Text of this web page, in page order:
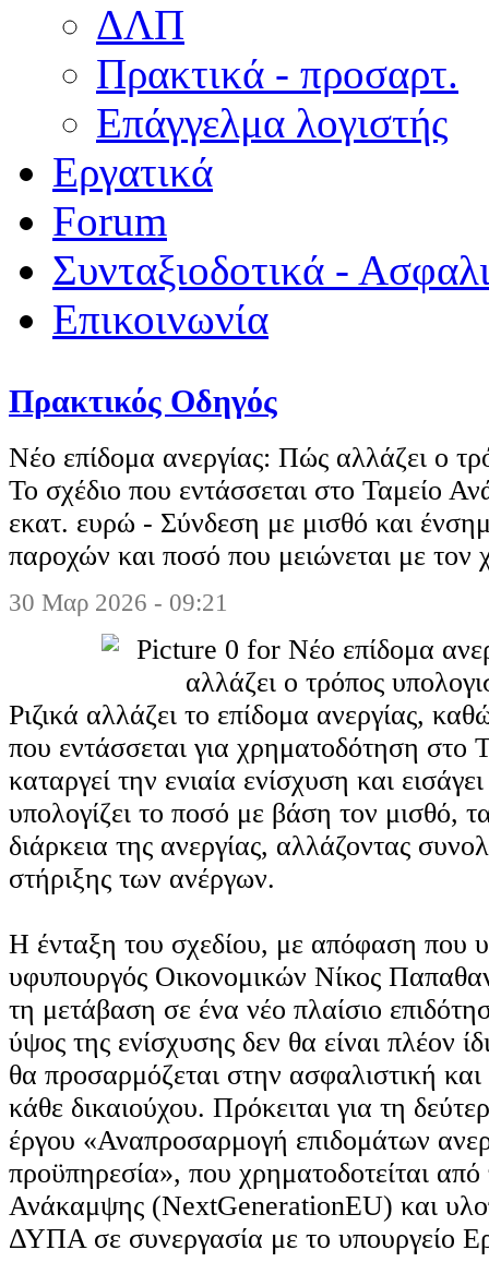
ΔΛΠ
Πρακτικά - προσαρτ.
Επάγγελμα λογιστής
Εργατικά
Forum
Συνταξιοδοτικά -
Επικοινωνία
Πρακτικός Οδηγός
Νέο επίδομα ανεργίας: Πώς αλλάζει ο
Το σχέδιο που εντάσσεται στο Ταμείο
εκατ. ευρώ - Σύνδεση με μισθό και
παροχών και ποσό που μειώνεται με τον
30 Μαρ 2026 - 09:21
Ριζικά αλλάζει το επίδομα ανεργίας,
που εντάσσεται για χρηματοδότηση στο
καταργεί την ενιαία ενίσχυση και
υπολογίζει το ποσό με βάση τον μισθό,
διάρκεια της ανεργίας, αλλάζοντας
στήριξης των ανέργων.
Η ένταξη του σχεδίου, με απόφαση που
υφυπουργός Οικονομικών Νίκος
τη μετάβαση σε ένα νέο πλαίσιο
ύψος της ενίσχυσης δεν θα είναι πλέον
θα προσαρμόζεται στην ασφαλιστική και
κάθε δικαιούχου. Πρόκειται για τη
έργου «Αναπροσαρμογή επιδομάτων
προϋπηρεσία», που χρηματοδοτείται από
Ανάκαμψης (NextGenerationEU) και
ΔΥΠΑ σε συνεργασία με το υπουργείο